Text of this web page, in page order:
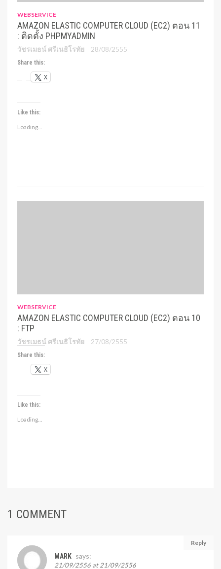
WEBSERVICE
AMAZON ELASTIC COMPUTER CLOUD (EC2) ตอน 11
: ติดตั้ง PHPMYADMIN
วัชรเมธน์ ศรีเนธิโรทัย 28/08/2555
Share this:
X
Like this:
Loading...
WEBSERVICE
AMAZON ELASTIC COMPUTER CLOUD (EC2) ตอน 10
: FTP
วัชรเมธน์ ศรีเนธิโรทัย 27/08/2555
Share this:
X
Like this:
Loading...
1 COMMENT
Reply
MARK says:
21/09/2556 at 21/09/2556